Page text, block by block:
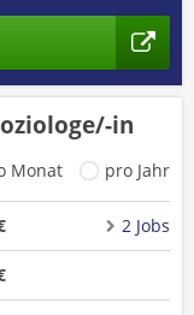
in
Monat pro Jahr
2 Jobs